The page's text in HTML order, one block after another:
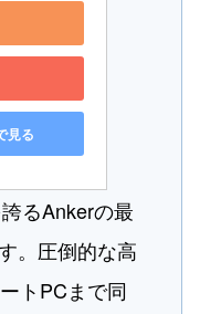
見る
るAnkerの最
。圧倒的な高
トPCまで同